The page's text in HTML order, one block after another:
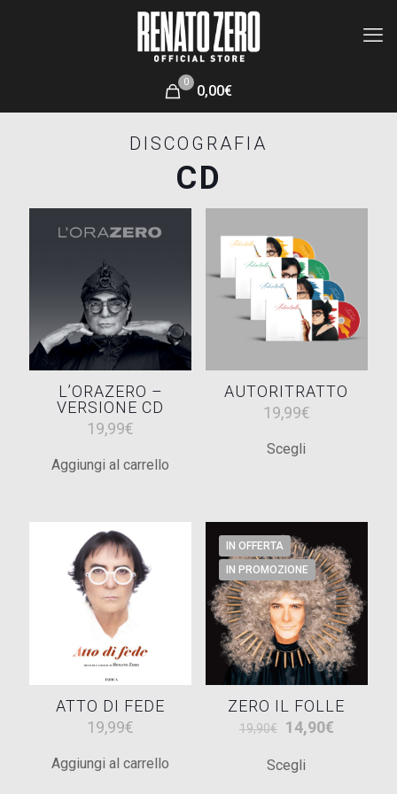
0
0,00€
DISCOGRAFIA
CD
L’ORAZERO –
VERSIONE CD
19,99€
Aggiungi al carrello
AUTORITRATTO
19,99€
Scegli
Questo
più
varianti.
Le
opzioni
possono
essere
scelte
nella
del
prodotto
ATTO DI FEDE
19,99€
Aggiungi al carrello
IN OFFERTA
IN PROMOZIONE
ZERO IL FOLLE
19,90€ Il
originale
14,90€Il
Scegli
Questo